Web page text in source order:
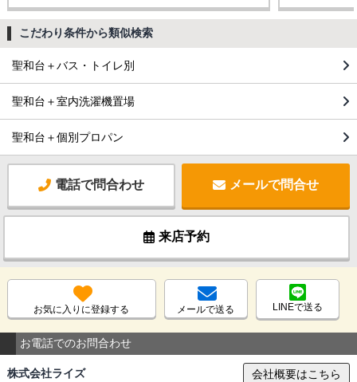
こだわり条件から類似検索
聖和台＋バス・トイレ別
聖和台＋室内洗濯機置場
聖和台＋個別プロパン
電話で問合わせ メールで問合せ
来店予約
お気に入りに登録する メールで送る LINEで送る
お電話でのお問合わせ
株式会社ライズ 会社概要はこちら